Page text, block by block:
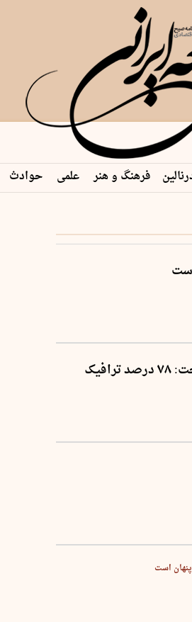
فرهنگ و هنر علمی حوادث
مدیر شرکت ارتباطات زیرساخت: ۷۸ درصد ترافیک
است